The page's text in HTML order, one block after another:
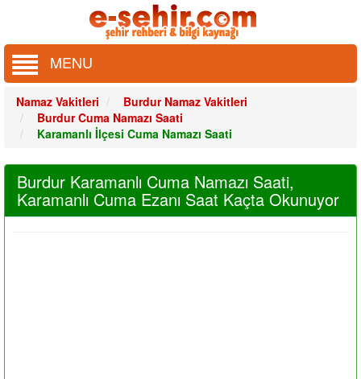
MENU
Namaz Vakitleri
Burdur Namaz Vakitleri
Burdur Cuma Namazı Saati
Karamanlı İlçesi Cuma Namazı Saati
Burdur Karamanlı Cuma Namazı Saati,
Karamanlı Cuma Ezanı Saat Kaçta Okunuyor